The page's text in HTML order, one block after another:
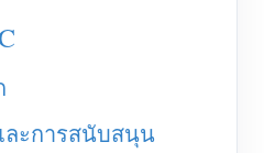
สามเฟส (WEM3050T)
Pro
ะการสนับสนุน